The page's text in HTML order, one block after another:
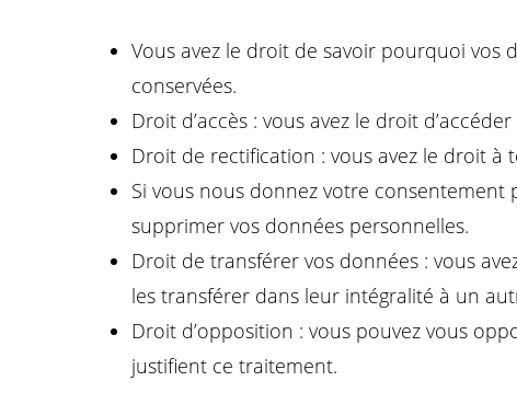
Vous avez le droit de savoir pourquoi vos
conservées.
Droit d’accès : vous avez le droit
Droit de rectification : vous avez le droit
Si vous nous donnez votre
supprimer vos données personnelles.
Droit de transférer vos données : vous
les transférer dans leur intégralité à un
Droit d’opposition : vous pouvez vous
justifient ce traitement.